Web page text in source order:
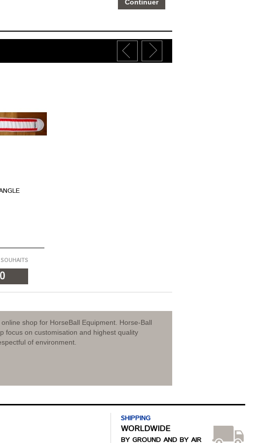
Continuer
shop for HorseBall Equipment. Horse-Ball
focus on customisation and highest quality
of environment.
SHIPPING
WORLDWIDE
BY GROUND AND BY AIR